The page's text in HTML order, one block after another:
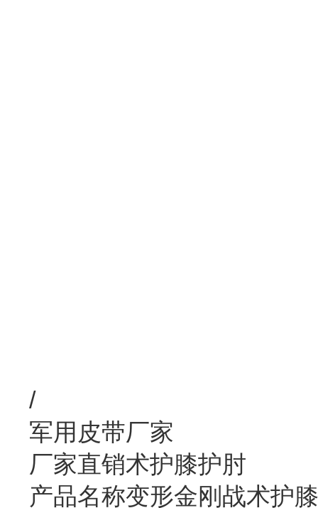
/
军用皮带厂家
厂家直销术护膝护肘
产品名称变形金刚战术护